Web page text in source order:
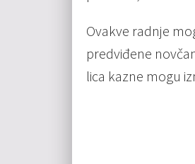
Ovakve radnje
predviđene
lica kazne mogu